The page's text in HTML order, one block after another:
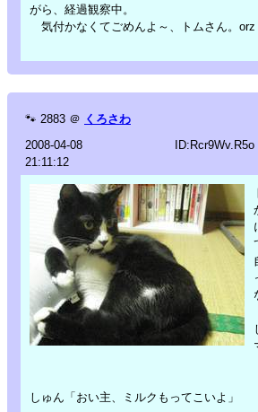
がら、経過観察中。
気付かなくてごめんよ～、トムさん。orz
🐾 2883 ＠ くろさわ
2008-04-08
21:11:12
ID:Rcr9Wv.R5o
しゅん「おい主、ミルクもってこいよ」